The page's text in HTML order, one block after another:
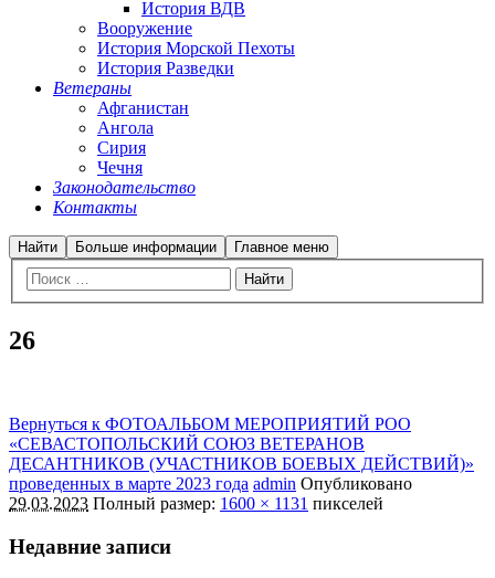
История ВДВ
Вооружение
История Морской Пехоты
История Разведки
Ветераны
Афганистан
Ангола
Сирия
Чечня
Законодательство
Контакты
Найти Больше информации Главное меню
26
Вернуться к ФОТОАЛЬБОМ МЕРОПРИЯТИЙ РОО
«СЕВАСТОПОЛЬСКИЙ СОЮЗ ВЕТЕРАНОВ
ДЕСАНТНИКОВ (УЧАСТНИКОВ БОЕВЫХ ДЕЙСТВИЙ)»
проведенных в марте 2023 года admin Опубликовано
29.03.2023 Полный размер: 1600 × 1131 пикселей
Недавние записи